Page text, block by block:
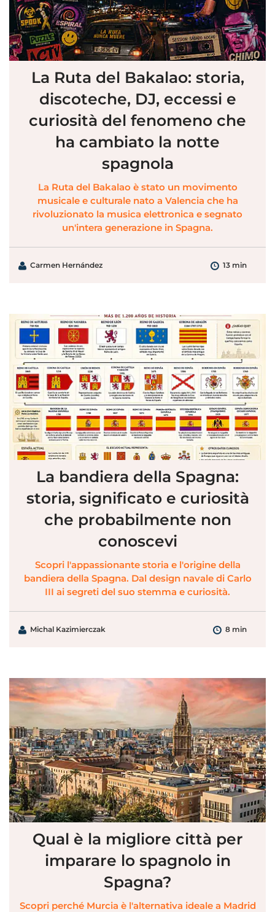
La Ruta del Bakalao: storia,
discoteche, DJ, eccessi e
curiosità del fenomeno che
ha cambiato la notte
spagnola
La Ruta del Bakalao è stato un movimento
musicale e culturale nato a Valencia che ha
rivoluzionato la musica elettronica e segnato
un'intera generazione in Spagna.
Carmen Hernández 13 min
La bandiera della Spagna:
storia, significato e curiosità
che probabilmente non
conoscevi
Scopri l'appassionante storia e l'origine della
bandiera della Spagna. Dal design navale di Carlo
III ai segreti del suo stemma e curiosità.
Michal Kazimierczak 8 min
Qual è la migliore città per
imparare lo spagnolo in
Spagna?
Scopri perché Murcia è l'alternativa ideale a Madrid